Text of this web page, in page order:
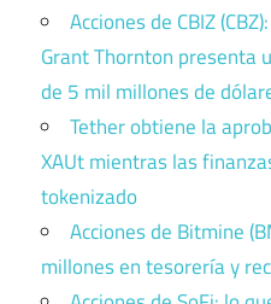
Acciones de CBIZ
Grant Thornton presenta
de 5 mil millones de
Tether obtiene la
XAUt mientras las
tokenizado
Acciones de Bitmine
millones en tesorería y